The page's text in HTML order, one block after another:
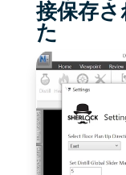
接保存
た